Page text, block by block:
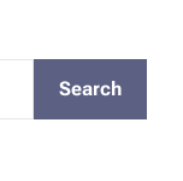
Search